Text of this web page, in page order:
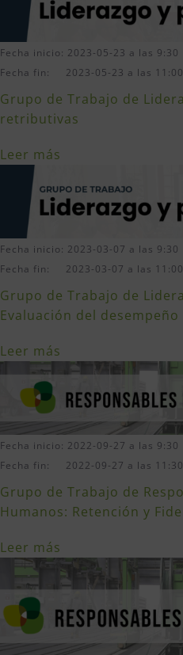
Fecha inicio: 2023-05-23 a las 9:30
Fecha fin: 2023-05-23 a las 11:00
Grupo de Trabajo de
retributivas
Leer más
Fecha inicio: 2023-03-07 a las 9:30
Fecha fin: 2023-03-07 a las 11:00
Grupo de Trabajo de
Evaluación del desempeño
Leer más
Fecha inicio: 2022-09-27 a las 9:30
Fecha fin: 2022-09-27 a las
Grupo de Trabajo de
Humanos: Retención y
Leer más